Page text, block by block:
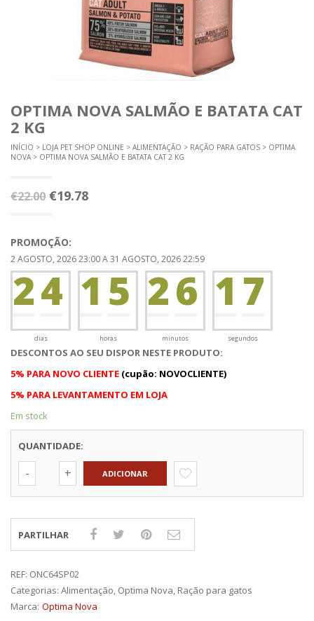
OPTIMA NOVA SALMÃO E BATATA CAT
2 KG
INÍCIO > LOJA PET SHOP ONLINE > ALIMENTAÇÃO > RAÇÃO PARA GATOS > OPTIMA
NOVA > OPTIMA NOVA SALMÃO E BATATA CAT 2 KG
€22.00 O
original
era:
€22.00.
€19.78O
é:
€19.78.
PROMOÇÃO:
2 AGOSTO, 2026 23:00 A 31 AGOSTO, 2026 22:59
0
00
24
dias 00
15
horas 00
26
minutos
17
28
segundos
DESCONTOS AO SEU DISPOR NESTE PRODUTO:
5% PARA NOVO CLIENTE (cupão: NOVOCLIENTE)
5% PARA LEVANTAMENTO EM LOJA
Em stock
QUANTIDADE:
ADICIONAR
PARTILHAR
REF: ONC64SP02
Categorias: Alimentação, Optima Nova, Ração para gatos
Marca: Optima Nova